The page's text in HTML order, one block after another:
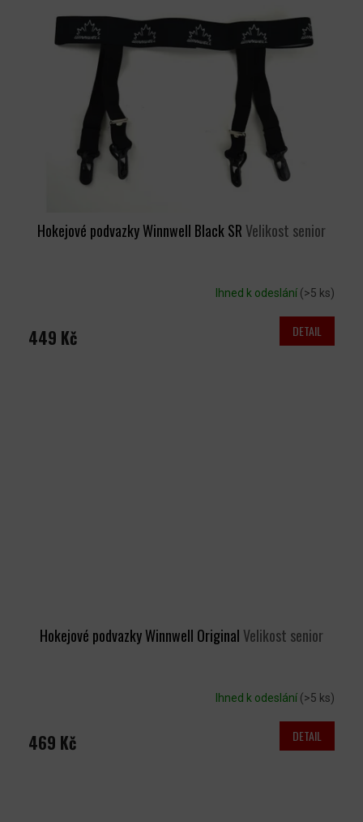
Hokejové podvazky Winnwell Black SR Velikost senior
Ihned k odeslání (>5 ks)
449 Kč DETAIL
Hokejové podvazky Winnwell Original Velikost senior
Ihned k odeslání (>5 ks)
469 Kč DETAIL